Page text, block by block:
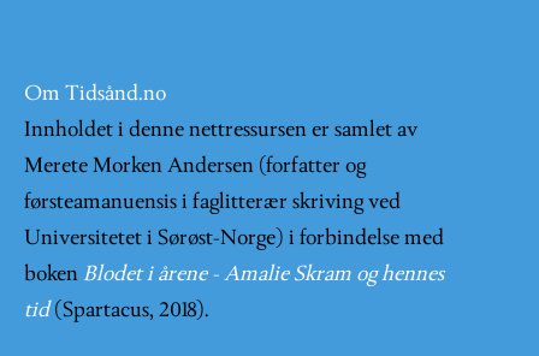
Om Tidsånd.no
Innholdet i denne nettressursen er samlet av
Merete Morken Andersen (forfatter og
førsteamanuensis i faglitterær skriving ved
Universitetet i Sørøst-Norge) i forbindelse med
boken Blodet i årene - Amalie Skram og hennes
tid (Spartacus, 2018).